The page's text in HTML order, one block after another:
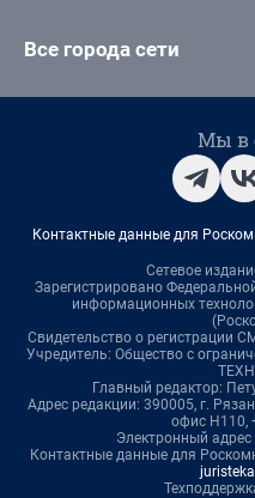
Все города сети
Мы в
Контактные данные для
Сетевое
Зарегистрировано
информационных
Свидетельство о регистрации
Учредитель: Общество с
Главный редактор:
Адрес редакции: 390005, г.
офис Н110,
Электронный адрес
Контактные данные для